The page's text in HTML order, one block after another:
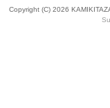
Copyright (C) 2026